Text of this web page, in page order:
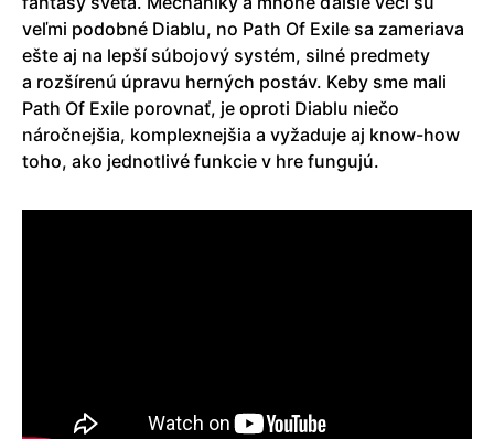
veľmi podobné Diablu, no Path Of Exile sa zameriava
ešte aj na lepší súbojový systém, silné predmety
a rozšírenú úpravu herných postáv. Keby sme mali
Path Of Exile porovnať, je oproti Diablu niečo
náročnejšia, komplexnejšia a vyžaduje aj know-how
toho, ako jednotlivé funkcie v hre fungujú.